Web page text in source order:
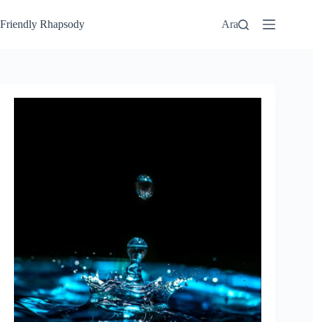
Friendly Rhapsody Ara